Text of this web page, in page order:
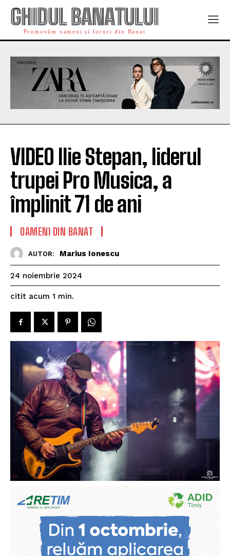
GHIDUL BANATULUI
Promovăm oameni și locuri din Banat
VIDEO Ilie Stepan, liderul
trupei Pro Musica, a
împlinit 71 de ani
OAMENI DIN BANAT
AUTOR: Marius Ionescu
24 noiembrie 2024
citit acum 1 min.